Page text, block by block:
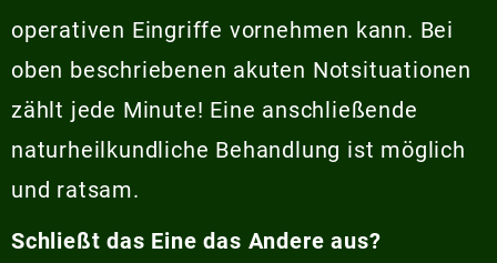
operativen Eingriffe vornehmen kann. Bei
oben beschriebenen akuten Notsituationen
zählt jede Minute! Eine anschließende
naturheilkundliche Behandlung ist möglich
und ratsam.
Schließt das Eine das Andere aus?